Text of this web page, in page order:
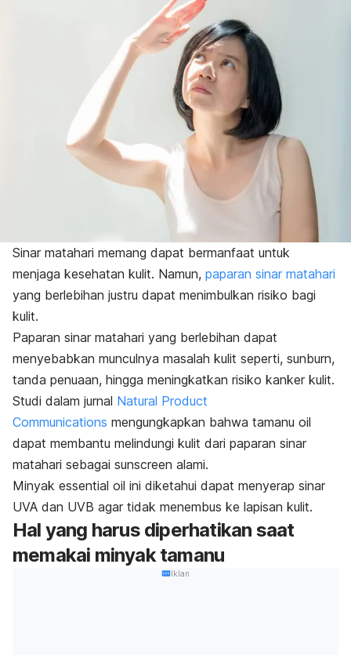
Sinar matahari memang dapat bermanfaat untuk
menjaga kesehatan kulit. Namun, paparan sinar matahari
yang berlebihan justru dapat menimbulkan risiko bagi
kulit.
Paparan sinar matahari yang berlebihan dapat
menyebabkan munculnya masalah kulit seperti, sunburn,
tanda penuaan, hingga meningkatkan risiko kanker kulit.
Studi dalam jurnal Natural Product
Communications mengungkapkan bahwa tamanu oil
dapat membantu melindungi kulit dari paparan sinar
matahari sebagai sunscreen alami.
Minyak essential oil ini diketahui dapat menyerap sinar
UVA dan UVB agar tidak menembus ke lapisan kulit.
Hal yang harus diperhatikan saat
memakai minyak tamanu
Iklan